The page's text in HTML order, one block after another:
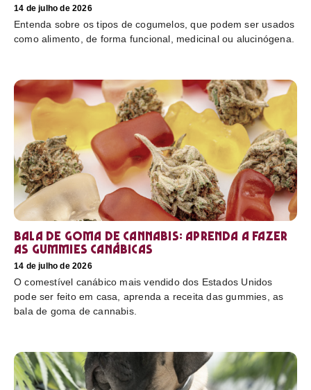
14 de julho de 2026
Entenda sobre os tipos de cogumelos, que podem ser usados
como alimento, de forma funcional, medicinal ou alucinógena.
Bala de goma de cannabis: aprenda a fazer
as gummies canábicas
14 de julho de 2026
O comestível canábico mais vendido dos Estados Unidos
pode ser feito em casa, aprenda a receita das gummies, as
bala de goma de cannabis.